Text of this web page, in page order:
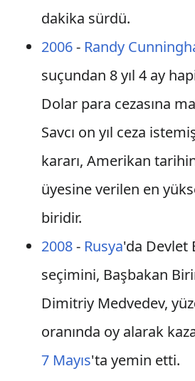
dakika sürdü.
2006- Randy
suçundan 8 yıl 4 ay
Dolar para cezasına
Savcı on yıl ceza
kararı, Amerikan
üyesine verilen en
biridir.
2008- Rusya'da Devlet
seçimini, Başbakan
Dimitriy Medvedev,
oranında oy alarak
7 Mayıs'ta yemin etti.